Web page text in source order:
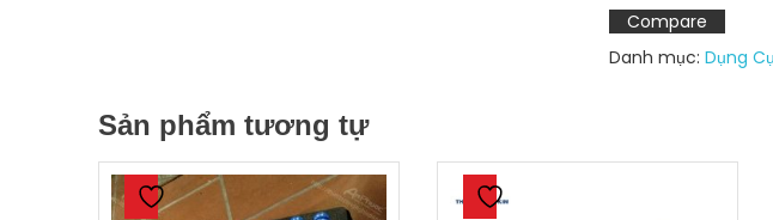
FV-
320,
FV-
lượng
Compare
Danh mục: Dụng
Sản phẩm tương tự